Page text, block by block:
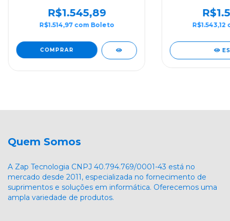
R$1.545,89
R$1.514,97 com Boleto R$1.543,12
Quem Somos
A Zap Tecnologia CNPJ 40.794.769/0001-43 está no
mercado desde 2011, especializada no fornecimento de
suprimentos e soluções em informática. Oferecemos uma
ampla variedade de produtos.